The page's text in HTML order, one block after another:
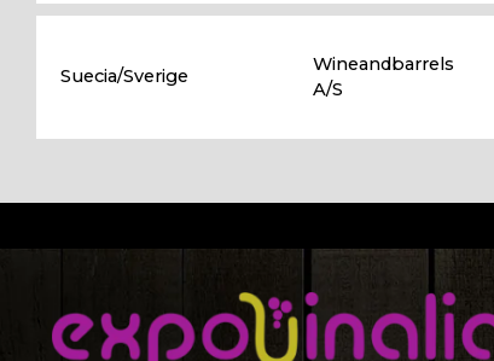
Suecia/Sverige
Wineandbarrels
A/S